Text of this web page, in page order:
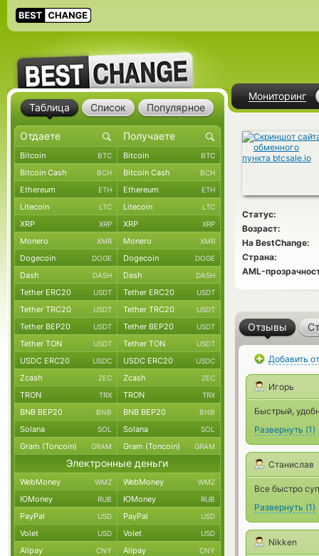
Мониторинг
Статус:
Возраст:
На BestChange:
Страна:
AML-
Отзывы
Добавить
Игорь
Быстрый,
Развернуть (1)
Станислав
Все быстро
Развернуть (1)
Nikken
Таблица Список Популярное
Bitcoin BTC Bitcoin BTC
Bitcoin Cash BCH Bitcoin Cash BCH
Ethereum ETH Ethereum ETH
Litecoin LTC Litecoin LTC
XRP XRP XRP XRP
Monero XMR Monero XMR
Dogecoin DOGE Dogecoin DOGE
Dash DASH Dash DASH
Tether ERC20 USDT Tether ERC20 USDT
Tether TRC20 USDT Tether TRC20 USDT
Tether BEP20 USDT Tether BEP20 USDT
Tether TON USDT Tether TON USDT
USDC ERC20 USDC USDC ERC20 USDC
Zcash ZEC Zcash ZEC
TRON TRX TRON TRX
BNB BEP20 BNB BNB BEP20 BNB
Solana SOL Solana SOL
Gram (Toncoin) GRAM Gram (Toncoin) GRAM
Электронные деньги
WebMoney WMZ WebMoney WMZ
ЮMoney RUB ЮMoney RUB
PayPal USD PayPal USD
Volet USD Volet USD
Alipay CNY Alipay CNY